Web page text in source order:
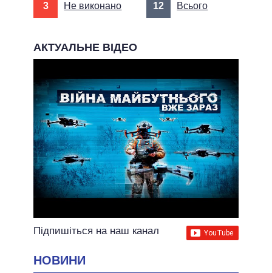
3 Не виконано 12 Всього
АКТУАЛЬНЕ ВІДЕО
Підпишіться на наш канал
НОВИНИ